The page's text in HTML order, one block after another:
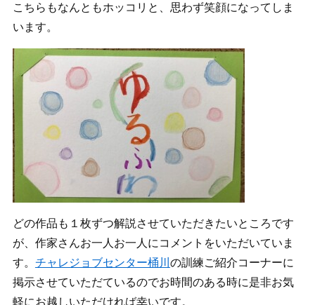
こちらもなんともホッコリと、思わず笑顔になってしま
います。
どの作品も１枚ずつ解説させていただきたいところです
が、作家さんお一人お一人にコメントをいただいていま
す。 チャレジョブセンター桶川 の訓練ご紹介コーナーに
掲示させていただているのでお時間のある時に是非お気
軽にお越しいただければ幸いです。